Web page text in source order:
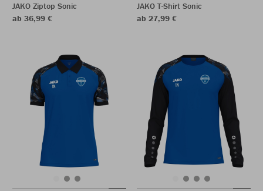
JAKO Ziptop Sonic
ab 36,99 €
JAKO T-Shirt Sonic
ab 27,99 €